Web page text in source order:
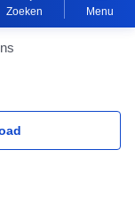
Zoeken Menu